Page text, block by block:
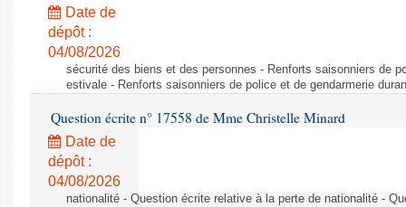
Dossiers législatifs
Budget et sécurité sociale
Questions écrites et orales
Comptes rendus des débats
Date de
dépôt :
04/08/2026
sécurité des biens et des personnes - Renforts saisonniers de
estivale - Renforts saisonniers de police et de gendarmerie
Question écrite n° 17558 de Mme Christelle Minard
Date de
dépôt :
04/08/2026
nationalité - Question écrite relative à la perte de nationalité -